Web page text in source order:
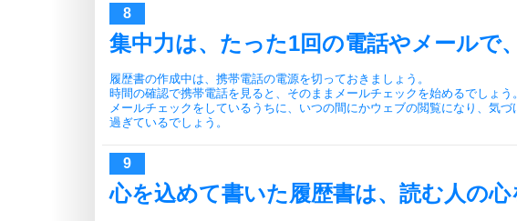
集中力は、たった1回の電話やメールで
履歴書の作成中は、携帯電話の電源を切っておきましょう。
時間の確認で携帯電話を見ると、そのままメールチェックを始めるでしょう。
メールチェックをしているうちに、いつの間にかウェブの閲覧になり、気づ
過ぎているでしょう。
心を込めて書いた履歴書は、読む人の心